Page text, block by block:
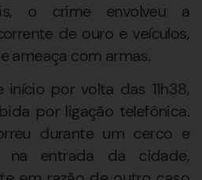
o crime envolveu a
de ouro e veículos,
ameaça com armas.
por volta das 11h38,
por ligação telefônica.
durante um cerco e
na entrada da cidade,